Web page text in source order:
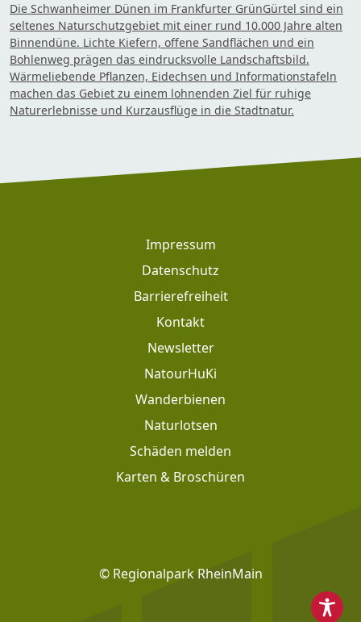
Die Schwanheimer Dünen im Frankfurter GrünGürtel sind ein
seltenes Naturschutzgebiet mit einer rund 10.000 Jahre alten
Binnendüne. Lichte Kiefern, offene Sandflächen und ein
Bohlenweg prägen das eindrucksvolle Landschaftsbild.
Wärmeliebende Pflanzen, Eidechsen und Informationstafeln
machen das Gebiet zu einem lohnenden Ziel für ruhige
Naturerlebnisse und Kurzausflüge in die Stadtnatur.
Footer: Meta Navigation
Impressum
Datenschutz
Barrierefreiheit
Kontakt
Newsletter
NatourHuKi
Wanderbienen
Naturlotsen
Schäden melden
Karten & Broschüren
© Regionalpark RheinMain